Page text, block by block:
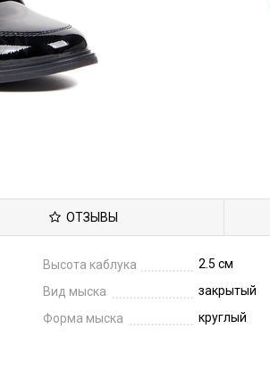
ОТЗЫВЫ
Высота каблука
2.5 см
Вид мыска
закрытый
Форма мыска
круглый